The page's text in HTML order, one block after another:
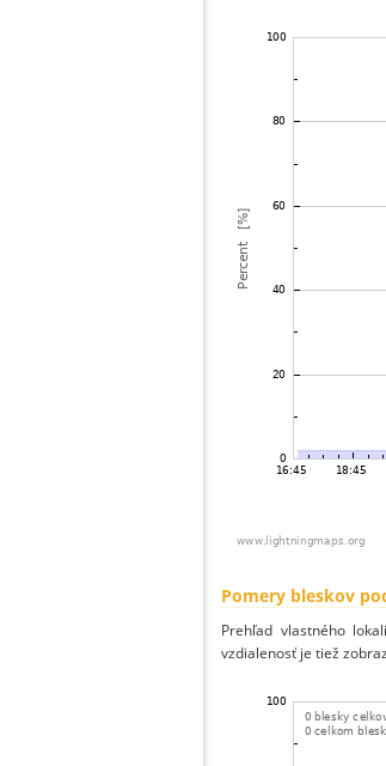
Pomery bleskov
Prehľad vlastného
vzdialenosť je tiež